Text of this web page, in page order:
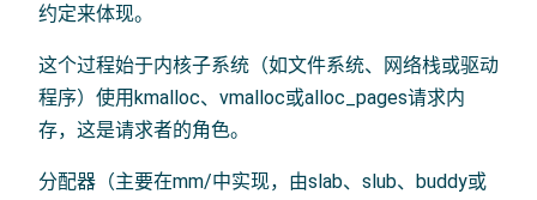
约定来体现。
这个过程始于内核子系统（如文件系统、网络栈或驱动
程序）使用kmalloc、vmalloc或alloc_pages请求内
存，这是请求者的角色。
分配器（主要在mm/中实现，由slab、slub、buddy或